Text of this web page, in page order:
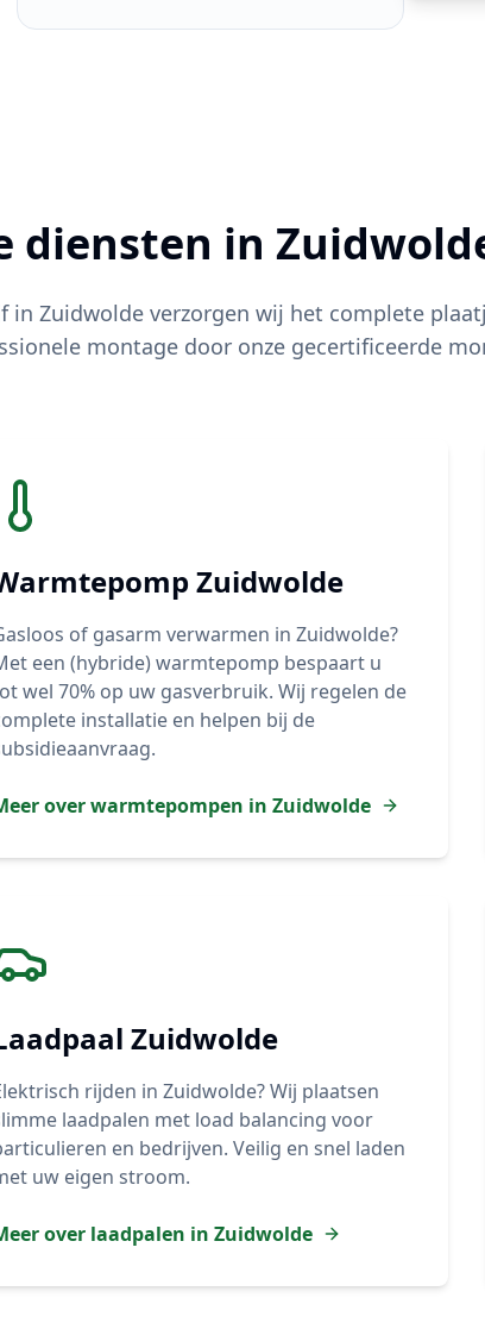
diensten in
in Zuidwolde verzorgen wij het complete
montage door onze gecertificeerde
Zuidwolde
of gasarm verwarmen in Zuidwolde?
een (hybride) warmtepomp bespaart u
wel 70% op uw gasverbruik. Wij regelen de
installatie en helpen bij de
over warmtepompen in Zuidwolde
Zuidwolde
rijden in Zuidwolde? Wij plaatsen
laadpalen met load balancing voor
en bedrijven. Veilig en snel laden
uw eigen stroom.
over laadpalen in Zuidwolde